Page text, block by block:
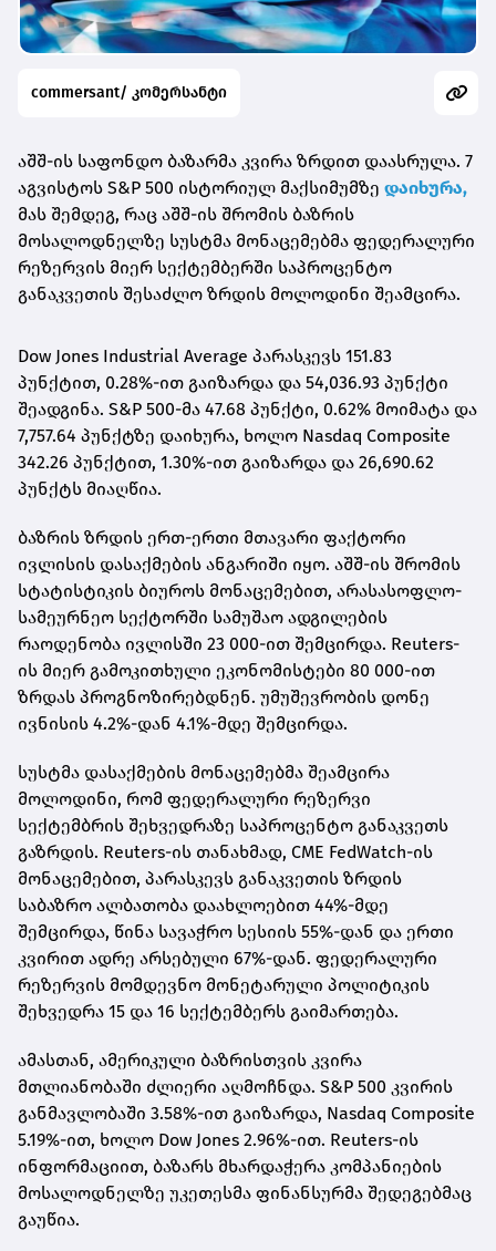
commersant/ კომერსანტი
აშშ-ის საფონდო ბაზარმა კვირა ზრდით დაასრულა. 7
აგვისტოს S&P 500 ისტორიულ მაქსიმუმზე დაიხურა,
მას შემდეგ, რაც აშშ-ის შრომის ბაზრის
მოსალოდნელზე სუსტმა მონაცემებმა ფედერალური
რეზერვის მიერ სექტემბერში საპროცენტო
განაკვეთის შესაძლო ზრდის მოლოდინი შეამცირა.
Dow Jones Industrial Average პარასკევს 151.83
პუნქტით, 0.28%-ით გაიზარდა და 54,036.93 პუნქტი
შეადგინა. S&P 500-მა 47.68 პუნქტი, 0.62% მოიმატა და
7,757.64 პუნქტზე დაიხურა, ხოლო Nasdaq Composite
342.26 პუნქტით, 1.30%-ით გაიზარდა და 26,690.62
პუნქტს მიაღწია.
ბაზრის ზრდის ერთ-ერთი მთავარი ფაქტორი
ივლისის დასაქმების ანგარიში იყო. აშშ-ის შრომის
სტატისტიკის ბიუროს მონაცემებით, არასასოფლო-
სამეურნეო სექტორში სამუშაო ადგილების
რაოდენობა ივლისში 23 000-ით შემცირდა. Reuters-
ის მიერ გამოკითხული ეკონომისტები 80 000-ით
ზრდას პროგნოზირებდნენ. უმუშევრობის დონე
ივნისის 4.2%-დან 4.1%-მდე შემცირდა.
სუსტმა დასაქმების მონაცემებმა შეამცირა
მოლოდინი, რომ ფედერალური რეზერვი
სექტემბრის შეხვედრაზე საპროცენტო განაკვეთს
გაზრდის. Reuters-ის თანახმად, CME FedWatch-ის
მონაცემებით, პარასკევს განაკვეთის ზრდის
საბაზრო ალბათობა დაახლოებით 44%-მდე
შემცირდა, წინა სავაჭრო სესიის 55%-დან და ერთი
კვირით ადრე არსებული 67%-დან. ფედერალური
რეზერვის მომდევნო მონეტარული პოლიტიკის
შეხვედრა 15 და 16 სექტემბერს გაიმართება.
ამასთან, ამერიკული ბაზრისთვის კვირა
მთლიანობაში ძლიერი აღმოჩნდა. S&P 500 კვირის
განმავლობაში 3.58%-ით გაიზარდა, Nasdaq Composite
5.19%-ით, ხოლო Dow Jones 2.96%-ით. Reuters-ის
ინფორმაციით, ბაზარს მხარდაჭერა კომპანიების
მოსალოდნელზე უკეთესმა ფინანსურმა შედეგებმაც
გაუწია.